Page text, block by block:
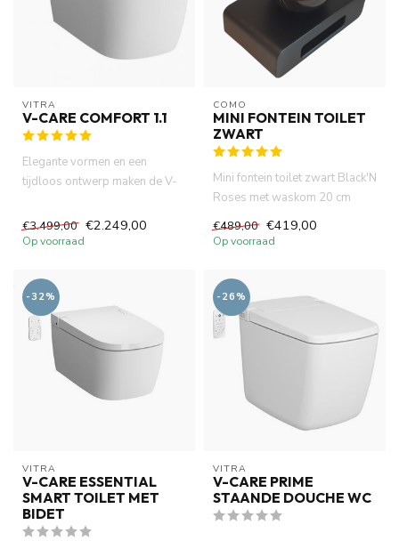
VITRA
V-CARE COMFORT 1.1
Elegante vormen en een
tijdloos ontwerp maken de V-
een...
€3.499,00 €2.249,00
Op voorraad
COMO
MINI FONTEIN TOILET
ZWART
Mini fontein toilet zwart Black'N
Roses met waskom 20 cm
doorsnee. 40x22x18cm on...
€489,00 €419,00
Op voorraad
-32%
VITRA
V-CARE ESSENTIAL
SMART TOILET MET
BIDET
-26%
VITRA
V-CARE PRIME
STAANDE DOUCHE WC